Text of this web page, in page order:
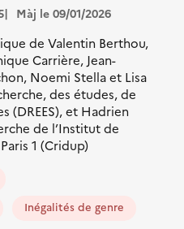
Màj le 09/01/2026
de Valentin Berthou,
Carrière, Jean-
Noemi Stella et Lisa
des études, de
(DREES), et Hadrien
de l’Institut de
1 (Cridup)
Inégalités de genre